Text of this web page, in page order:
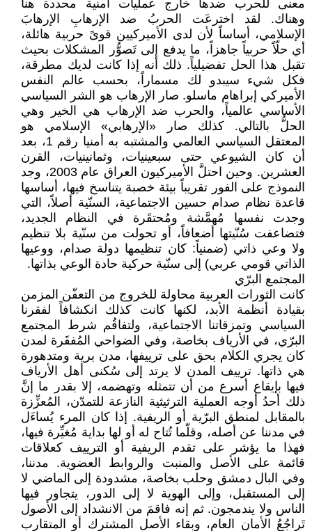
معنى للحرب ضدها خارج عمليات أمنية محددة هنا
وهناك. لقد اخترعَت الحربُ ضد الإرهابِ الإرهابَ
الإسلامي، أساساً لأن لدى الأميركيين قوىً حربية هائلة،
أي حلّاً حربياً جاهزاً، ما يدفع إلى تَصوُّر المشكلات بحيث
تقبل هذا الحل تفضيلياً. ذلك أنه إذا كانت لديك مطرقة،
فكل شيء سيبدو لك مسماراً، بحسب عالم النفس
الأميركي إبراهام ماسلو. صار الإرهاب هو الشر السياسي
الأساسي عالمياً، والحرب ضد الإرهاب هي الخير وهي
الحلُّ بالتالي. كذلك صار «الإرهابي» الإسلامي هو
المعتقل السياسي العالمي والمشتبه به أمنيا رقم 1، بعد
أن كان الشيوعي حتى سبعينيات، وثمانينيات، القرن
العشرين. وحين احتلَّ الأميركيون العراق عام 2003، وجد
النموذج على الفور تقريباً بيئة خصبة يتناسخ فيها، أساسها
قاعدة نظام صدام حسين الاجتماعية، السنّية أصلاً، التي
وجدت نفسها مُهمَّشة ومُحتقَرة في النظام الجديد،
فتضاعفت سُنّيتها أضعافاً، أو تحولت من سنّية بلا تنظيم
ولا وعي ذاتي (ضمنياً: كان تنظيمها دولة صدام، ووعيها
الذاتي قومي عربي) إلى سنّية حركية حادة الوعي بذاتها.
المجتمع البرّي
كانت الثورات العربية محاولة للخروج من التعفّن المزمن
بقيادة أنظمة الأبد، لكنها كانت كذلك انكشافاً لفقرنا
السياسي وتمزقاتنا الاجتماعية، ولتفاقُم شرط المجتمع
البرّي، في الأرياف بخاصة، وفي الضواحي المُفقَرة لمدن
كان يجري الكلام بحق على ترييفها، مدن برية ومتدهورة
هي ذاتها. ترييف المدن لا يرتد إلى سُكنى أهل الأرياف
فيها بإيقاع أسرع من أن تتمثله وتهضمه، إلا بقدر ما إنَّ
ذلك أحدُ أوجه العملية الترثيثية النازعة للتمدّن، المُعزِّزة
بالمقابل لمنطق البرّية أو الريفية. إذا كان المرء يُساءَل
في مدننا عن أصله، وقلّما تُتاح له أو لها بداية مُغيِّرة فيها،
فهذا ما يؤشر على تقدم الريفية أو الترييف كعلاقات
قائمة على الأصل والمنبت والروابط العضوية. مدننا،
وفي البال دمشق وحلب بخاصة، مشدودة إلى الماضي لا
إلى المستقبل، وإلى الهوية لا إلى الدور، يتجاور فيها
الناس ولا يندمجون. ثم إنه فاقمَ من الانشداد إلى الأصول
تَراجُعُ الأمان العام، وبقاء الأصل المشترك أو المتقارب